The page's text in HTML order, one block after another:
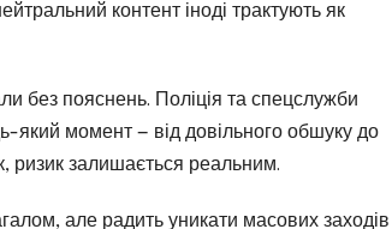
контент іноді трактують як
без пояснень. Поліція та спецслужби
який момент — від довільного обшуку до
ризик залишається реальним.
але радить уникати масових заходів